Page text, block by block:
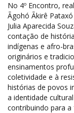
No 4º Encontro,
Ãgohó Ãkirê
Julia Aparecida
contação de
indígenas e afro-
originários e
ensinamentos
coletividade e à
histórias de povos
a identidade
contribuindo para